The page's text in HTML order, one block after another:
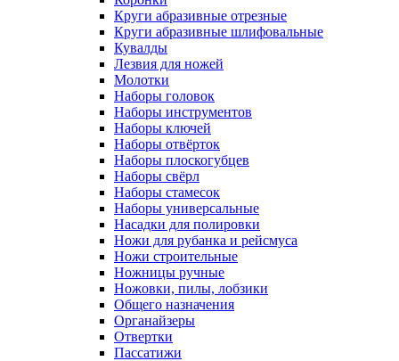
Круги абразивные отрезные
Круги абразивные шлифовальные
Кувалды
Лезвия для ножей
Молотки
Наборы головок
Наборы инструментов
Наборы ключей
Наборы отвёрток
Наборы плоскогубцев
Наборы свёрл
Наборы стамесок
Наборы универсальные
Насадки для полировки
Ножи для рубанка и рейсмуса
Ножи строительные
Ножницы ручные
Ножовки, пилы, лобзики
Общего назначения
Органайзеры
Отвертки
Пассатижи